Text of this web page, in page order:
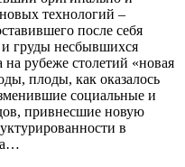
технологий –
после себя
груды несбывшихся
рубеже столетий «новая
плоды, как оказалось
социальные и
привнесшие новую
в